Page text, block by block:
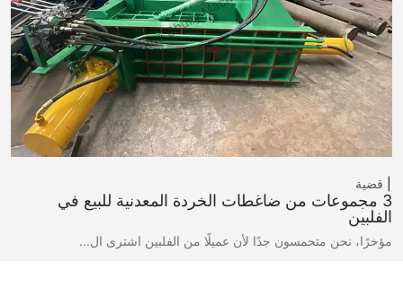
قضية
3 مجموعات من ضاغطات الخردة المعدنية للبيع في
الفلبين
مؤخرًا، نحن متحمسون جدًا لأن عميلًا من الفلبين اشترى ال...